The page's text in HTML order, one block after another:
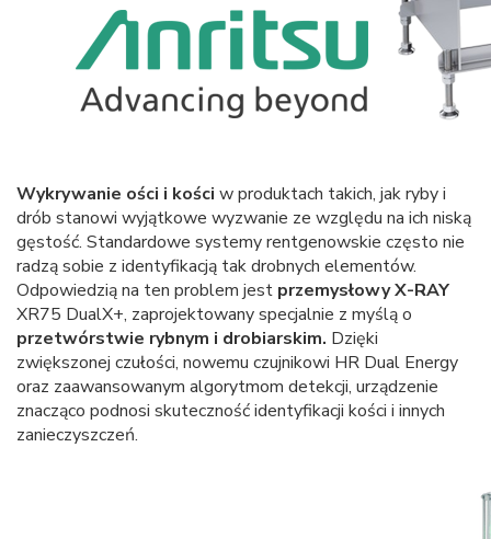
Wykrywanie ości i kości w produktach takich, jak ryby i
drób stanowi wyjątkowe wyzwanie ze względu na ich niską
gęstość. Standardowe systemy rentgenowskie często nie
radzą sobie z identyfikacją tak drobnych elementów.
Odpowiedzią na ten problem jest przemysłowy X-RAY
XR75 DualX+, zaprojektowany specjalnie z myślą o
przetwórstwie rybnym i drobiarskim. Dzięki
zwiększonej czułości, nowemu czujnikowi HR Dual Energy
oraz zaawansowanym algorytmom detekcji, urządzenie
znacząco podnosi skuteczność identyfikacji kości i innych
zanieczyszczeń.